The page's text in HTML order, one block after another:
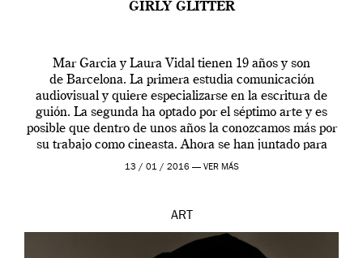
GIRLY GLITTER
Mar Garcia y Laura Vidal tienen 19 años y son
de Barcelona. La primera estudia comunicación
audiovisual y quiere especializarse en la escritura de
guión. La segunda ha optado por el séptimo arte y es
posible que dentro de unos años la conozcamos más por
su trabajo como cineasta. Ahora se han juntado para
contarnos una […]
13 / 01 / 2016 — VER MÁS
ART